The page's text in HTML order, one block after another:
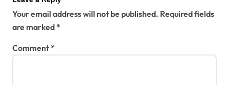
Your email address will not be published. Required fields
are marked*
Comment*